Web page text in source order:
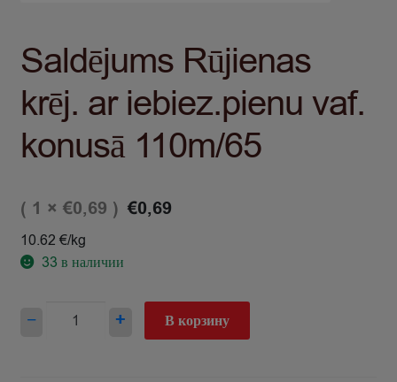
Saldējums Rūjienas
krēj. ar iebiez.pienu vaf.
konusā 110m/65
€0,69
( 1 × €0,69 )
10.62 €/kg
33 в наличии
−
Количество
товара
+ В корзину